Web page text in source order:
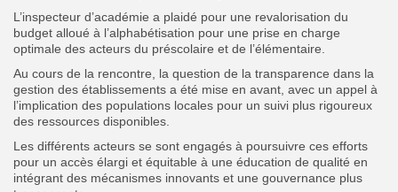
L’inspecteur d’académie a plaidé pour une revalorisation du
budget alloué à l’alphabétisation pour une prise en charge
optimale des acteurs du préscolaire et de l’élémentaire.
Au cours de la rencontre, la question de la transparence dans la
gestion des établissements a été mise en avant, avec un appel à
l’implication des populations locales pour un suivi plus rigoureux
des ressources disponibles.
Les différents acteurs se sont engagés à poursuivre ces efforts
pour un accès élargi et équitable à une éducation de qualité en
intégrant des mécanismes innovants et une gouvernance plus